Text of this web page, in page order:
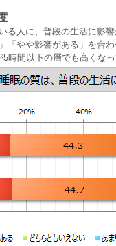
る人に、普段の生活に影響
「やや影響がある」を合
時間以下の層でも高くなっ